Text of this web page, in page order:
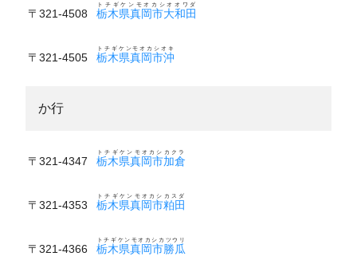
〒321-4508 栃木県真岡市大和田
トチギケンモオカシオオワダ
〒321-4505 栃木県真岡市沖
トチギケンモオカシオキ
か行
〒321-4347 栃木県真岡市加倉
トチギケンモオカシカクラ
〒321-4353 栃木県真岡市粕田
トチギケンモオカシカスダ
〒321-4366 栃木県真岡市勝瓜
トチギケンモオカシカツウリ